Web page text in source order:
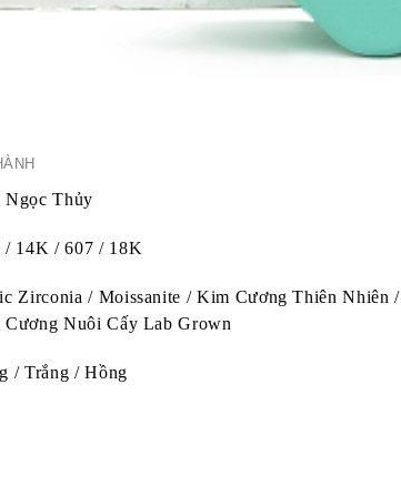
Ngọc Thủy
/ 14K / 607 / 18K
Zirconia / Moissanite / Kim Cương Thiên Nhiên /
Cương Nuôi Cấy Lab Grown
/ Trắng / Hồng